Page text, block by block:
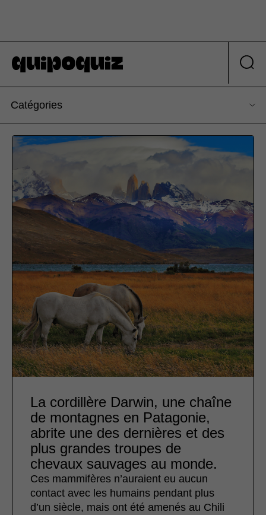
Catégories
La cordillère Darwin, une chaîne
de montagnes en Patagonie,
abrite une des dernières et des
plus grandes troupes de
chevaux sauvages au monde.
Ces mammifères n’auraient eu aucun
contact avec les humains pendant plus
d’un siècle, mais ont été amenés au Chili